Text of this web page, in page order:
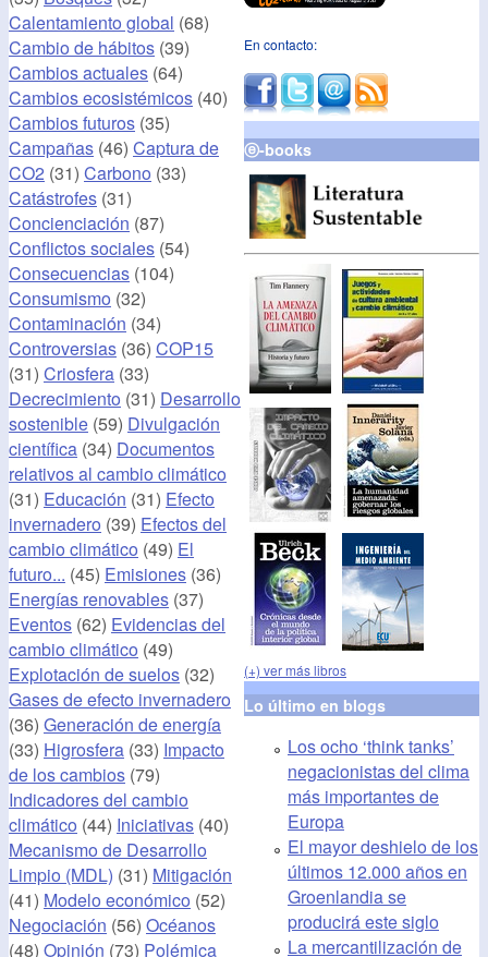
Calentamiento global (68)
Cambio de hábitos (39)
Cambios actuales (64)
Cambios ecosistémicos (40)
Cambios futuros (35)
Campañas (46) Captura de
CO2 (31) Carbono (33)
Catástrofes (31)
Concienciación (87)
Conflictos sociales (54)
Consecuencias (104)
Consumismo (32)
Contaminación (34)
Controversias (36) COP15
(31) Criosfera (33)
Decrecimiento (31) Desarrollo
sostenible (59) Divulgación
científica (34) Documentos
relativos al cambio climático
(31) Educación (31) Efecto
invernadero (39) Efectos del
cambio climático (49) El
futuro... (45) Emisiones (36)
Energías renovables (37)
Eventos (62) Evidencias del
cambio climático (49)
Explotación de suelos (32)
Gases de efecto invernadero
(36) Generación de energía
(33) Higrosfera (33) Impacto
de los cambios (79)
Indicadores del cambio
climático (44) Iniciativas (40)
Mecanismo de Desarrollo
Limpio (MDL) (31) Mitigación
(41) Modelo económico (52)
Negociación (56) Océanos
(48) Opinión (73) Polémica
En contacto:
ⓔ-books
(+) ver más libros
Lo último en blogs
Los ocho ‘think tanks’
negacionistas del clima
más importantes de
Europa
El mayor deshielo de los
últimos 12.000 años en
Groenlandia se
producirá este siglo
La mercantilización de